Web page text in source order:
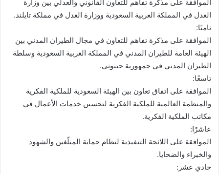
الموافقة على مذكرة تفاهم للتعاون القانوني والعدلي بين وزارة
العدل في المملكة العربية السعودية ووزارة العدل في مملكة تايلند.
ثامنًا:
الموافقة على مذكرة تفاهم للتعاون في مجال الطيران المدني بين
الهيئة العامة للطيران المدني في المملكة العربية السعودية وسلطة
الطيران المدني في جمهورية جيبوتي.
تاسعًا:
الموافقة على اتفاق تعاون بين الهيئة السعودية للملكية الفكرية
والمنظمة العالمية للملكية الفكرية لتحسين خدمات الأعمال في
مكاتب الملكية الفكرية.
عاشرًا:
الموافقة على اللائحة التنفيذية لنظام حماية المبلّغين والشهود
والخبراء والضحايا.
حادي عشر: